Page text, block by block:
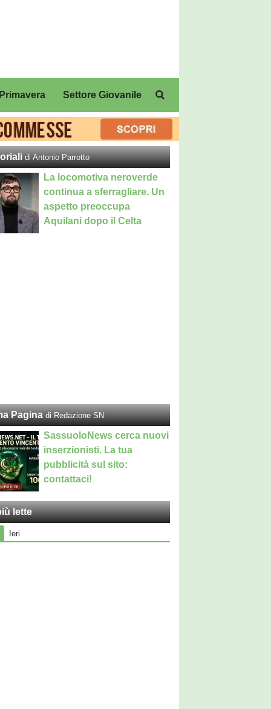
Settore Giovanile
di Antonio Parrotto
La locomotiva neroverde
continua a sferragliare. Un
aspetto preoccupa
Aquilani dopo il Celta
Pagina di Redazione SN
SassuoloNews cerca nuovi
inserzionisti. La tua
pubblicità sul sito:
contattaci!
lette
Ieri